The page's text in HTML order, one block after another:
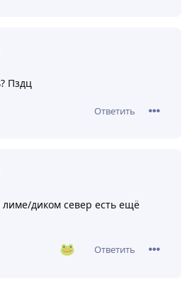
Пздц
Ответить
лиме/диком север есть ещё
Ответить